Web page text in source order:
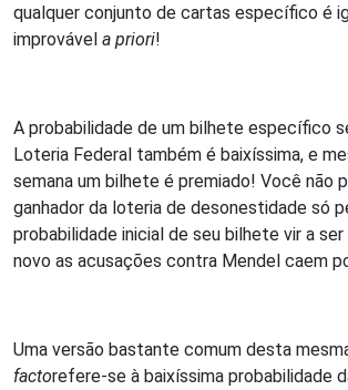
qualquer conjunto de cartas específico é
improvável a priori!
A probabilidade de um bilhete específico
Loteria Federal também é baixíssima, e
semana um bilhete é premiado! Você não
ganhador da loteria de desonestidade só
probabilidade inicial de seu bilhete vir a
novo as acusações contra Mendel caem
Uma versão bastante comum desta
factorefere-se à baixíssima probabilidade